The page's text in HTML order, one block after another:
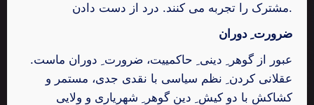
مشترک را تجربه می کنند. درد از دست دادن.
ضرورت ِ دوران
عبور از گوهر ِ دینی ِ حاکمییت، ضرورت ِ دوران ماست.
عقلانی کردن ِ نظم سیاسی با نقدی جدی، مستمر و
کشاکش با دو کیش ِ دین گوهر ِ شهریاری و ولایی